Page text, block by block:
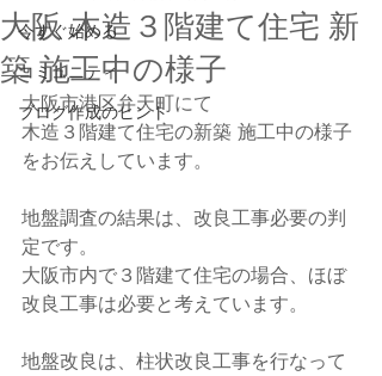
今すぐ始める
コミュニティ
ブログ作成のヒント
大阪 木造３階建て住宅 新
築 施工中の様子
大阪市港区弁天町にて
木造３階建て住宅の新築 施工中の様子
をお伝えしています。
地盤調査の結果は、改良工事必要の判
定です。
大阪市内で３階建て住宅の場合、ほぼ
改良工事は必要と考えています。
地盤改良は、柱状改良工事を行なって